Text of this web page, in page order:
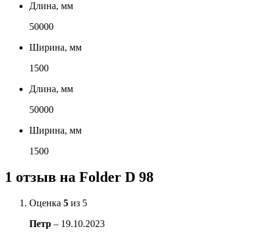
Длина, мм
50000
Ширина, мм
1500
Длина, мм
50000
Ширина, мм
1500
1 отзыв на Folder D 98
Оценка 5 из 5
Петр – 19.10.2023